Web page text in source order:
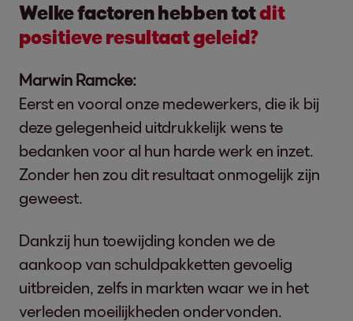
Welke factoren hebben totdit
positieve resultaat geleid?
Marwin Ramcke:
Eerst en vooral onze medewerkers, die ik bij
deze gelegenheid uitdrukkelijk wens te
bedanken voor al hun harde werk en inzet.
Zonder hen zou dit resultaat onmogelijk zijn
geweest.
Dankzij hun toewijding konden we de
aankoop van schuldpakketten gevoelig
uitbreiden, zelfs in markten waar we in het
verleden moeilijkheden ondervonden.